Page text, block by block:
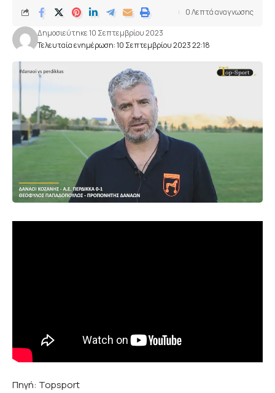
Τελευταία ενημέρωση: 10 Σεπτεμβρίου 2023 22:18
Δημοσιεύτηκε 10 Σεπτεμβρίου 2023
0 Λεπτά αναγνωσης
Πηγή: Topsport